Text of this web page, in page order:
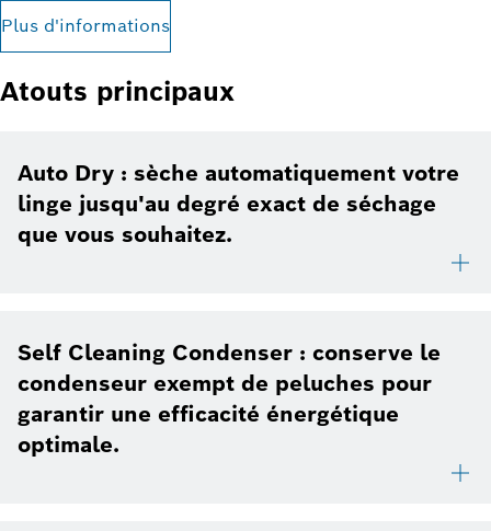
Plus d'informations
Atouts principaux
Auto Dry : sèche automatiquement votre
linge jusqu'au degré exact de séchage
que vous souhaitez.
Self Cleaning Condenser : conserve le
condenseur exempt de peluches pour
garantir une efficacité énergétique
optimale.